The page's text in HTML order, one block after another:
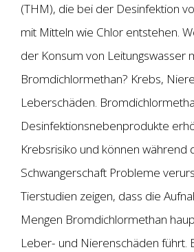
(THM), die bei der Desinfektion
mit Mitteln wie Chlor entstehen.
der Konsum von Leitungswasser
Bromdichlormethan? Krebs,
Leberschäden.
Desinfektionsnebenprodukte
Krebsrisiko und können während
Schwangerschaft Probleme
Tierstudien zeigen, dass die
Mengen Bromdichlormethan
Leber- und Nierenschäden führt.